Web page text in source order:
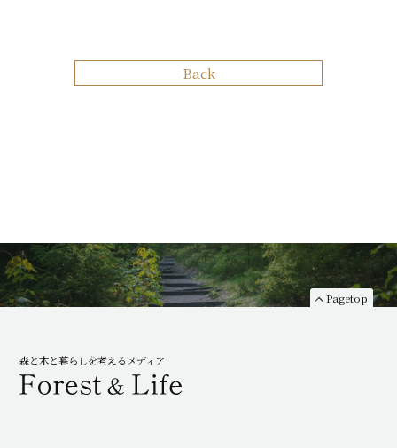
Back
Pagetop
森と木と暮らしを考えるメディア